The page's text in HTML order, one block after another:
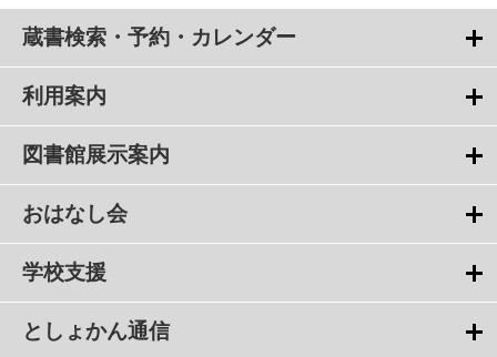
蔵書検索・予約・カレンダー
利用案内
図書館展示案内
おはなし会
学校支援
としょかん通信